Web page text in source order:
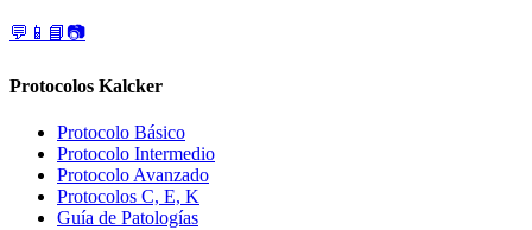
💬 📱 📘📷
Protocolos Kalcker
Protocolo Básico
Protocolo Intermedio
Protocolo Avanzado
Protocolos C, E, K
Guía de Patologías